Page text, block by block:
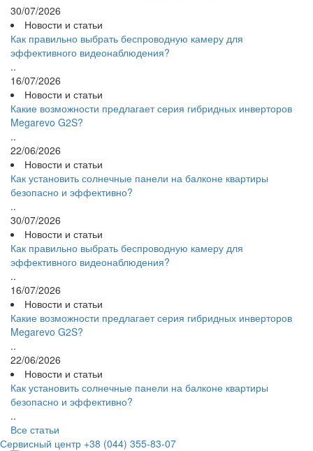
30/07/2026
Новости и статьи
Как правильно выбрать беспроводную камеру для
эффективного видеонаблюдения?
..
16/07/2026
Новости и статьи
Какие возможности предлагает серия гибридных инверторов
Megarevo G2S?
..
22/06/2026
Новости и статьи
Как установить солнечные панели на балконе квартиры
безопасно и эффективно?
..
30/07/2026
Новости и статьи
Как правильно выбрать беспроводную камеру для
эффективного видеонаблюдения?
..
16/07/2026
Новости и статьи
Какие возможности предлагает серия гибридных инверторов
Megarevo G2S?
..
22/06/2026
Новости и статьи
Как установить солнечные панели на балконе квартиры
безопасно и эффективно?
..
Все статьи
Сервисный центр +38 (044) 355-83-07